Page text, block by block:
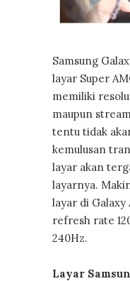
Samsung
layar Super
memiliki
maupun
tentu tidak
kemulusan
layar akan
layarnya.
layar di Galaxy
refresh rate
240Hz.
Layar